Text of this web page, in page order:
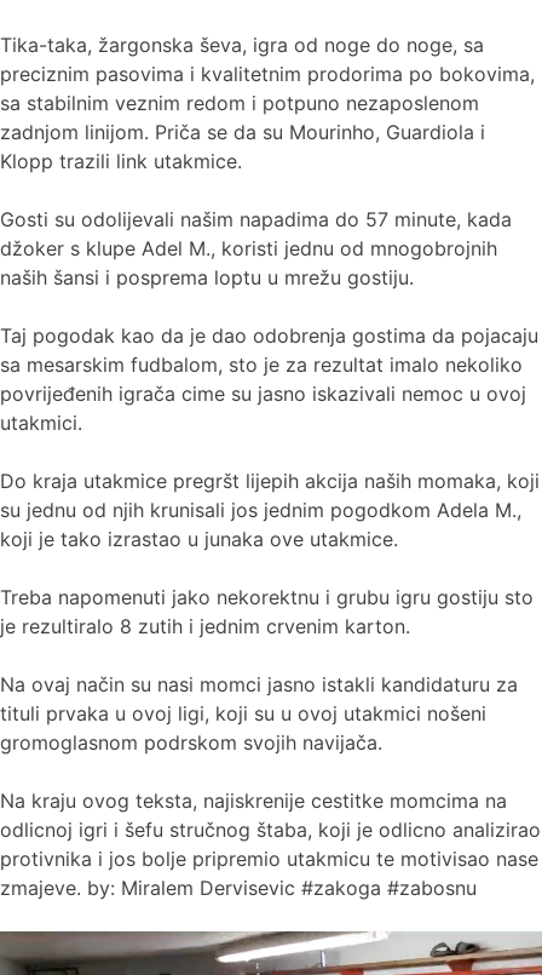
Tika-taka, žargonska ševa, igra od noge do noge, sa
preciznim pasovima i kvalitetnim prodorima po bokovima,
sa stabilnim veznim redom i potpuno nezaposlenom
zadnjom linijom. Priča se da su Mourinho, Guardiola i
Klopp trazili link utakmice.
Gosti su odolijevali našim napadima do 57 minute, kada
džoker s klupe Adel M., koristi jednu od mnogobrojnih
naših šansi i posprema loptu u mrežu gostiju.
Taj pogodak kao da je dao odobrenja gostima da pojacaju
sa mesarskim fudbalom, sto je za rezultat imalo nekoliko
povrijeđenih igrača cime su jasno iskazivali nemoc u ovoj
utakmici.
Do kraja utakmice pregršt lijepih akcija naših momaka, koji
su jednu od njih krunisali jos jednim pogodkom Adela M.,
koji je tako izrastao u junaka ove utakmice.
Treba napomenuti jako nekorektnu i grubu igru gostiju sto
je rezultiralo 8 zutih i jednim crvenim karton.
Na ovaj način su nasi momci jasno istakli kandidaturu za
tituli prvaka u ovoj ligi, koji su u ovoj utakmici nošeni
gromoglasnom podrskom svojih navijača.
Na kraju ovog teksta, najiskrenije cestitke momcima na
odlicnoj igri i šefu stručnog štaba, koji je odlicno analizirao
protivnika i jos bolje pripremio utakmicu te motivisao nase
zmajeve. by: Miralem Dervisevic #zakoga #zabosnu